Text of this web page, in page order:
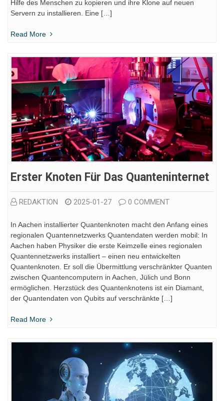
Hilfe des Menschen zu kopieren und ihre Klone auf neuen
Servern zu installieren. Eine […]
Read More
Erster Knoten Für Das Quanteninternet
REDAKTION 2025-01-27 0 COMMENT
In Aachen installierter Quantenknoten macht den Anfang eines
regionalen Quantennetzwerks Quantendaten werden mobil: In
Aachen haben Physiker die erste Keimzelle eines regionalen
Quantennetzwerks installiert – einen neu entwickelten
Quantenknoten. Er soll die Übermittlung verschränkter Quanten
zwischen Quantencomputern in Aachen, Jülich und Bonn
ermöglichen. Herzstück des Quantenknotens ist ein Diamant,
der Quantendaten von Qubits auf verschränkte […]
Read More